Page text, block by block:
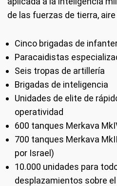
de las fuerzas de tierra, aire
Cinco brigadas de
Paracaidistas
Seis tropas de artillería
Brigadas de inteligencia
Unidades de elite de
operatividad
600 tanques Merkava
700 tanques Merkava
por Israel)
10.000 unidades para
desplazamientos sobre